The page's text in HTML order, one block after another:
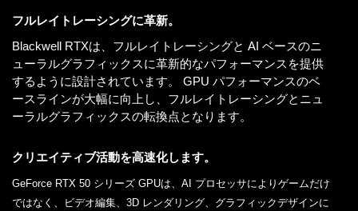
フルレイトレーシングに革新。
Blackwell RTXは、フルレイトレーシングと AI ベースのニ
ューラルグラフィックスに革新的なパフォーマンスを提供
するように設計されています。 GPU パフォーマンスのベ
ースラインが大幅に向上し、フルレイトレーシングとニュ
ーラルグラフィックスの転換点となります。
クリエイティブ活動を高速化します。
GeForce RTX 50 シリーズ GPUは、AI プロセッサによりゲームだけ
ではなく、ビデオ編集、3D レンダリング、グラフィックデザインに